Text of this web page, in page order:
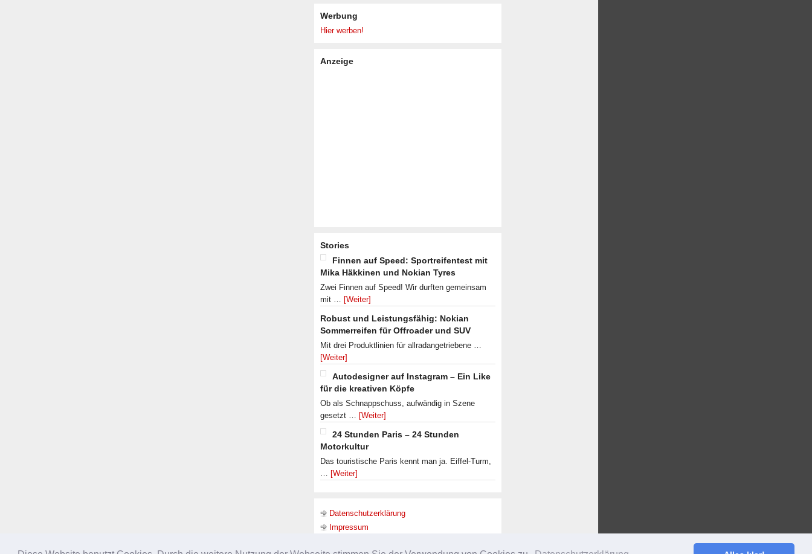
Werbung
Hier werben!
Anzeige
Stories
Finnen auf Speed: Sportreifentest mit
Mika Häkkinen und Nokian Tyres
Zwei Finnen auf Speed! Wir durften gemeinsam
mit … [Weiter]
Robust und Leistungsfähig: Nokian
Sommerreifen für Offroader und SUV
Mit drei Produktlinien für allradangetriebene …
[Weiter]
Autodesigner auf Instagram – Ein Like
für die kreativen Köpfe
Ob als Schnappschuss, aufwändig in Szene
gesetzt … [Weiter]
24 Stunden Paris – 24 Stunden
Motorkultur
Das touristische Paris kennt man ja. Eiffel-Turm,
… [Weiter]
Datenschutzerklärung
Impressum